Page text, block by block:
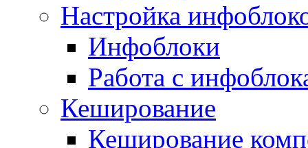
Настройка
Инфоблоки
Работа с
Кеширование
Кеширование